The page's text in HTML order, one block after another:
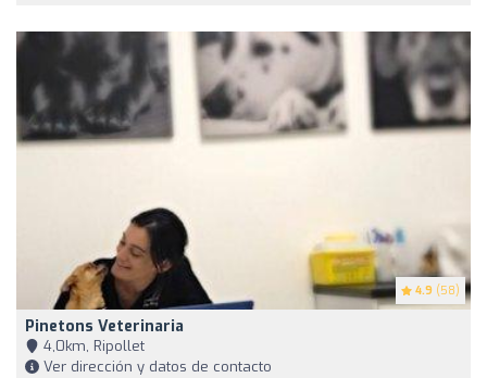
4.9 (58)
Pinetons Veterinaria
4,0km, Ripollet
Ver dirección y datos de contacto